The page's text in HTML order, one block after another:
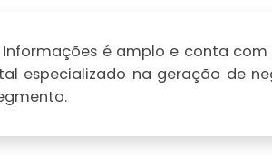
é amplo e conta com
especializado na geração de